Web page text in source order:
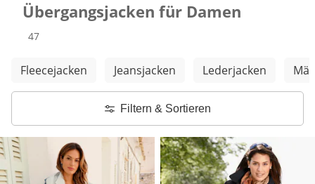
Übergangsjacken für Damen
Produkte
47
Weitere Kategorien überspringen
Fleecejacken Jeansjacken Lederjacken
Filtern & Sortieren